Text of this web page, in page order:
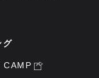
グ
CAMP